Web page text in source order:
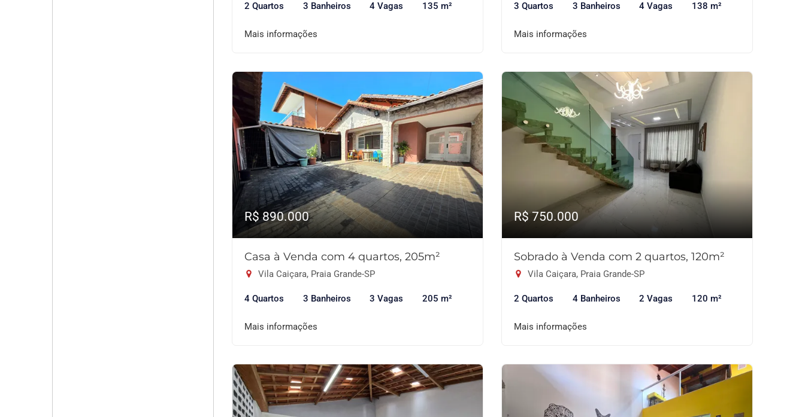
2 Quartos 3 Banheiros 4 Vagas 135 m²
Mais informações
3 Quartos 3 Banheiros 4 Vagas 138 m²
Mais informações
R$ 890.000
Casa à Venda com 4 quartos, 205m²
Vila Caiçara, Praia Grande-SP
4 Quartos 3 Banheiros 3 Vagas 205 m²
Mais informações
R$ 750.000
Sobrado à Venda com 2 quartos, 120m²
Vila Caiçara, Praia Grande-SP
2 Quartos 4 Banheiros 2 Vagas 120 m²
Mais informações